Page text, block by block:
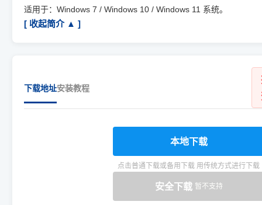
适用于：Windows 7 / Windows 10 / Windows 11 系统。
[ 收起简介 ▲ ]
下载地址安装教程
本地下载
点击普通下载或备用下载 用传统方式进行下载
安全下载 暂不支持